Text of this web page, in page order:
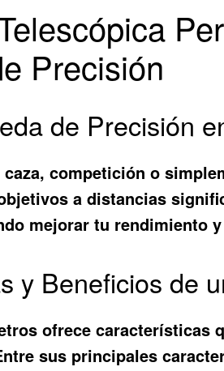
Precisión
de Precisión
competición o
a distancias
mejorar tu rendimiento
y Beneficios de
ofrece características
sus principales